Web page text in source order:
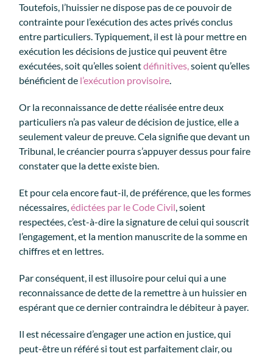
Toutefois, l’huissier ne dispose pas de ce pouvoir de
contrainte pour l’exécution des actes privés conclus
entre particuliers. Typiquement, il est là pour mettre en
exécution les décisions de justice qui peuvent être
exécutées, soit qu’elles soientdéfinitives, soient qu’elles
bénéficient de l’exécution provisoire
Or la reconnaissance de dette réalisée entre deux
particuliers n’a pas valeur de décision de justice, elle a
seulement valeur de preuve. Cela signifie que devant un
Tribunal, le créancier pourra s’appuyer dessus pour faire
constater que la dette existe bien.
Et pour cela encore faut-il, de préférence, que les formes
nécessaires,édictées par le Code Civil , soient
respectées, c’est-à-dire la signature de celui qui souscrit
l’engagement, et la mention manuscrite de la somme en
chiffres et en lettres.
Par conséquent, il est illusoire pour celui qui a une
reconnaissance de dette de la remettre à un huissier en
espérant que ce dernier contraindra le débiteur à payer.
Il est nécessaire d’engager une action en justice, qui
peut-être un référé si tout est parfaitement clair, ou